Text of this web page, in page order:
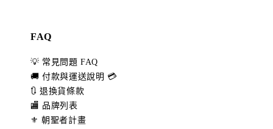
FAQ
💡 常見問題 FAQ
🚚 付款與運送說明 💳
🔃 退換貨條款
🏬 品牌列表
⚜️ 朝聖者計畫